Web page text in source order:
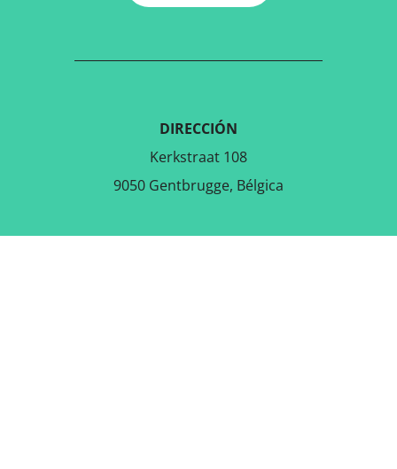
DIRECCIÓN
Kerkstraat 108
9050 Gentbrugge, Bélgica